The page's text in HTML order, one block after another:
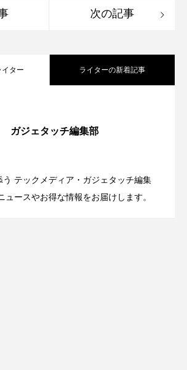
次の記事
ター ライターの新着記事
ガジェタッチ編集部
う テックメディア・ガジェタッチ編集
ュースやお得な情報をお届けします。
場 に動いた理由、担当者も答えられな
Insight：AFEELA開発中止で見